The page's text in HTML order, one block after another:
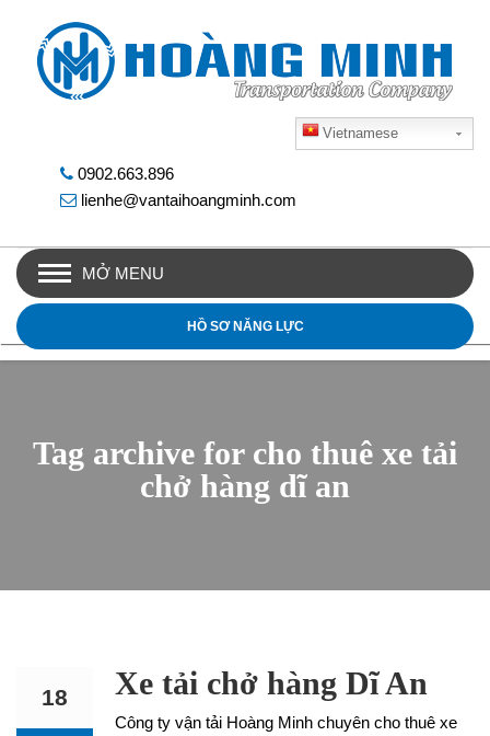
Vietnamese
0902.663.896
lienhe@vantaihoangminh.com
MỞ MENU
HỒ SƠ NĂNG LỰC
Tag archive for cho thuê xe tải
chở hàng dĩ an
18 Xe tải chở hàng Dĩ An
Công ty vận tải Hoàng Minh chuyên cho thuê xe